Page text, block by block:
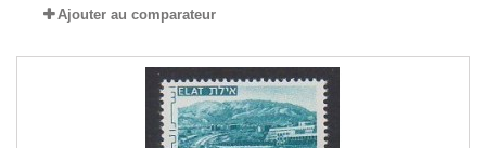
Ajouter au comparateur